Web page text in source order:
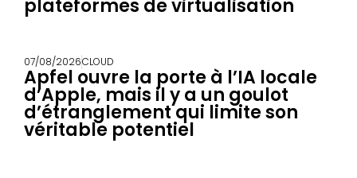
plateformes de virtualisation
07/08/2026CLOUD
Apfel ouvre la porte à l’IA locale
d’Apple, mais il y a un goulot
d’étranglement qui limite son
véritable potentiel